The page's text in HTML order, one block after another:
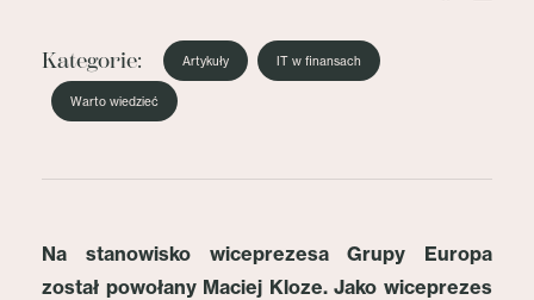
Kategorie: Artykuły IT w finansach
Warto wiedzieć
Na stanowisko wiceprezesa Grupy Europa
został powołany Maciej Kloze. Jako wiceprezes